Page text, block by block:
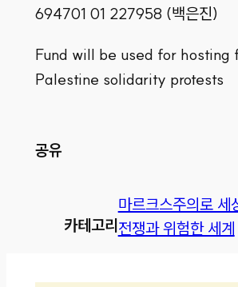
694701 01 227958 (백은진)
Fund will be used for hosting
Palestine solidarity protests
공유
카테고리
마르크스주의로 세
전쟁과 위험한 세계